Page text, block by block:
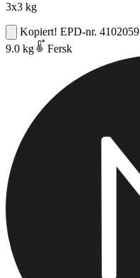
3x3 kg
Kopiert! EPD-nr. 4102059
9.0 kg
Fersk